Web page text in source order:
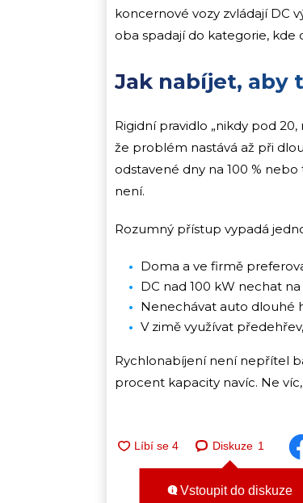
koncernové vozy zvládají DC
oba spadají do kategorie,
Jak nabíjet, aby
Rigidní pravidlo „nikdy pod
že problém nastává až při
odstavené dny na 100 %
není.
Rozumný přístup vypadá
Doma a ve firmě
DC nad 100 kW nechat
Nenechávat auto dlouhé
V zimě využívat
Rychlonabíjení není nepřítel
procent kapacity navíc. Ne
Diskuze 1
Vstoupit do diskuze